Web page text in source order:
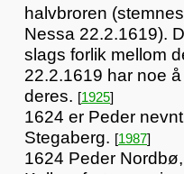
halvbroren
Nessa 22.2.1619).
slags forlik mellom
22.2.1619 har noe
deres. [1925]
1624 er Peder
Stegaberg. [1987]
1624 Peder